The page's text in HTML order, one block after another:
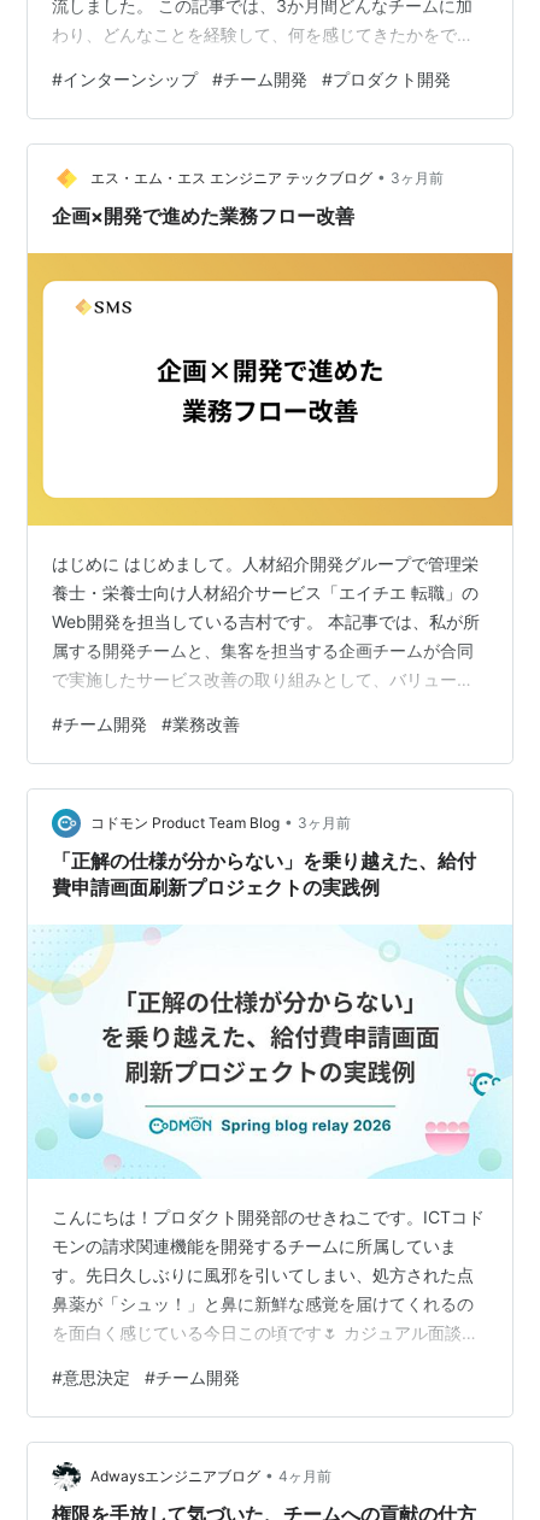
流しました。 この記事では、3か月間どんなチームに加
わり、どんなことを経験して、何を感じてきたかをでき
私はプロダクト開発部人材紹介開発グループに所属して
いて、「履歴書できるくん」というプロダクトの開発チ
ームの一員として動いています。 このグループは、エ
ス・エム・エスのキャリア事業を支える開発組織です。
キャリア事業領域では、高齢社会が直面する「質の高い
#インターンシップ #チーム開発 #プロダクト開発
エス・エム・エス エンジニア テックブログ • 3ヶ月前
企画×開発で進めた業務フロー改善
はじめに はじめまして。人材紹介開発グループで管理栄
養士・栄養士向け人材紹介サービス「エイチエ 転職」の
Web開発を担当している吉村です。 本記事では、私が所
属する開発チームと、集客を担当する企画チームが合同
で実施したサービス改善の取り組みとして、バリュース
マッピングとは バリューストリームマッピング（Value
Stream Mapping、以下VSM）は、顧客にサービスが届
くまでの業務プロセスを可視化し、ムダな待ち時間や手
戻りなどの課題を見つけるための手法です。 開発チーム
だけでなく、企画チームなどの関連部署が一緒に可視化
することで、課題…
#チーム開発 #業務改善
コドモン Product Team Blog • 3ヶ月前
「正解の仕様が分からない」を乗り越えた、給付
費申請画面刷新プロジェクトの実践例
こんにちは！プロダクト開発部のせきねこです。ICTコド
モンの請求関連機能を開発するチームに所属していま
す。先日久しぶりに風邪を引いてしまい、処方された点
鼻薬が「シュッ！」と鼻に新鮮な感覚を届けてくれるの
を面白く感じている今日この頃です🌷 カジュアル面談や
者とお話させていただく中で「コドモンではどんな風に
仕様を決めて開発しているんですか？」 という質問が何
度かあり、今回はその問いにお応えする形で、最近チー
ムで担当した給付費申請画面の刷新プロジェクトから仕
様決めの実践例を紹介していきたいと思います！ 前提 実
#意思決定 #チーム開発
Adwaysエンジニアブログ • 4ヶ月前
権限を手放して気づいた、チームへの貢献の仕方